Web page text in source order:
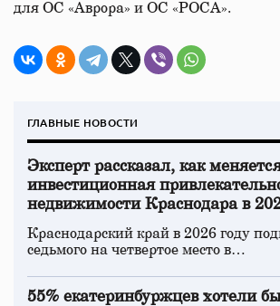
для ОС «Аврора» и ОС «РОСА».
ГЛАВНЫЕ НОВОСТИ
Эксперт рассказал, как
инвестиционная
недвижимости Краснодара в
Краснодарский край в 2026 году
седьмого на четвертое место в…
55% екатеринбуржцев хотели